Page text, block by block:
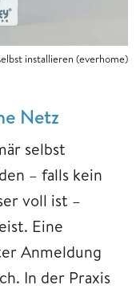
installieren (everhome)
Netz
selbst
– falls kein
voll ist –
Eine
Anmeldung
In der Praxis